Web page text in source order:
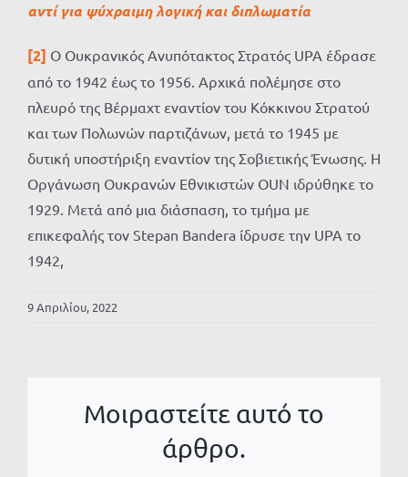
αντί για ψύχραιμη λογική και διπλωματία
[2] Ο Ουκρανικός Ανυπότακτος Στρατός UPA έδρασε
από το 1942 έως το 1956. Αρχικά πολέμησε στο
πλευρό της Βέρμαχτ εναντίον του Κόκκινου Στρατού
και των Πολωνών παρτιζάνων, μετά το 1945 με
δυτική υποστήριξη εναντίον της Σοβιετικής Ένωσης. Η
Οργάνωση Ουκρανών Εθνικιστών OUN ιδρύθηκε το
1929. Μετά από μια διάσπαση, το τμήμα με
επικεφαλής τον Stepan Bandera ίδρυσε την UPA το
1942,
9 Απριλίου, 2022
Μοιραστείτε αυτό το
άρθρο.